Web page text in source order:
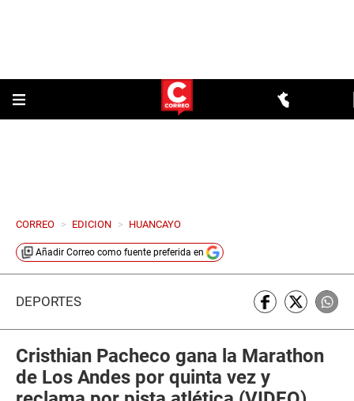
CORREO > EDICION > HUANCAYO
Añadir Correo como fuente preferida en
DEPORTES
Cristhian Pacheco gana la Marathon
de Los Andes por quinta vez y